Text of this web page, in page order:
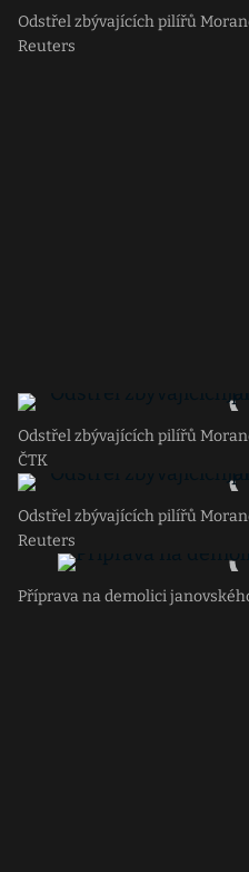
Odstřel zbývajících pilířů
Reuters
Odstřel zbývajících pilířů
ČTK
Odstřel zbývajících pilířů
Reuters
Příprava na demolici